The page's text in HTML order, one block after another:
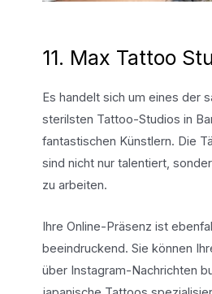
11. Max Tattoo
Es handelt sich um eines der
sterilsten Tattoo-Studios in
fantastischen Künstlern. Die
sind nicht nur talentiert,
zu arbeiten.
Ihre Online-Präsenz ist
beeindruckend. Sie können
über Instagram-Nachrichten